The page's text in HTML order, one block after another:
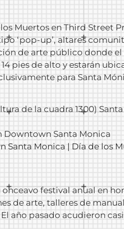
Muertos en Third
‘pop-up’, altares
de arte público donde
pies de alto y estarán
para Santa
de la cuadra 1300)
Downtown Santa Monica
Santa Monica | Día de los
festival anual en
de arte, talleres de
año pasado acudieron